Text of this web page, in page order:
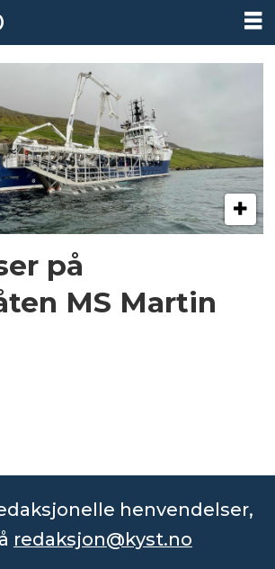
på
MS Martin
henvendelser,
redaksjon@kyst.no